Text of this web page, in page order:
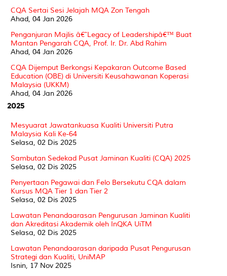
CQA Sertai Sesi Jelajah MQA Zon Tengah
Ahad, 04 Jan 2026
Penganjuran Majlis â€˜Legacy of Leadershipâ€™ Buat
Mantan Pengarah CQA, Prof. Ir. Dr. Abd Rahim
Ahad, 04 Jan 2026
CQA Dijemput Berkongsi Kepakaran Outcome Based
Education (OBE) di Universiti Keusahawanan Koperasi
Malaysia (UKKM)
Ahad, 04 Jan 2026
2025
Mesyuarat Jawatankuasa Kualiti Universiti Putra
Malaysia Kali Ke-64
Selasa, 02 Dis 2025
Sambutan Sedekad Pusat Jaminan Kualiti (CQA) 2025
Selasa, 02 Dis 2025
Penyertaan Pegawai dan Felo Bersekutu CQA dalam
Kursus MQA Tier 1 dan Tier 2
Selasa, 02 Dis 2025
Lawatan Penandaarasan Pengurusan Jaminan Kualiti
dan Akreditasi Akademik oleh InQKA UiTM
Selasa, 02 Dis 2025
Lawatan Penandaarasan daripada Pusat Pengurusan
Strategi dan Kualiti, UniMAP
Isnin, 17 Nov 2025